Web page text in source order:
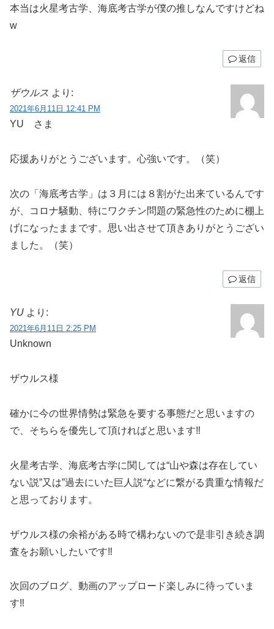
本当は火星考古学、海底考古学が僕の推しなんですけどね
w
返信
ザウルス より:
2021年6月11日 12:41 PM
YU さま
応援ありがとうございます。心強いです。（笑）
次の「海底考古学」は３月には８割がた出来ているんです
が、コロナ騒動、特にワクチン問題の緊急性のために棚上
げになったままです。思い出させて頂きありがとうござい
ました。（笑）
返信
YU より:
2021年6月11日 2:25 PM
Unknown
ザウルス様
確かに今の世界情勢は緊急を要する事態だと思いますの
で、そちらを優先して頂ければと思います‼︎
火星考古学、海底考古学に関しては“山や森は存在してい
ない説”又は”過去にいた巨人説“などに繋がる貴重な情報だ
と思っております。
ザウルス様の余裕がある時で構わないので是非引き続き調
査をお願いしたいです‼︎
次回のブログ、動画のアップロード楽しみに待っていま
す‼︎